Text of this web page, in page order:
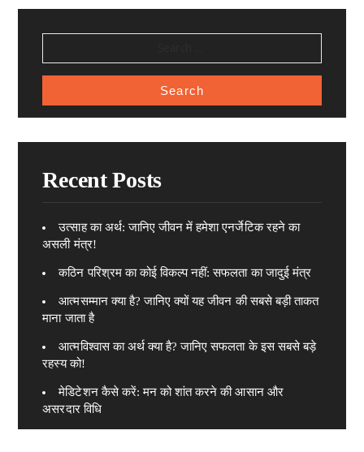
FOR:
Recent Posts
उत्साह का अर्थ: जानिए जीवन में हमेशा एनर्जेटिक रहने का
असली मंत्र!
कठिन परिश्रम का कोई विकल्प नहीं: सफलता का जादुई मंत्र
आत्मसम्मान क्या है? जानिए क्यों यह जीवन की सबसे बड़ी ताकत
माना जाता है
आत्मविश्वास का अर्थ क्या है? जानिए सफलता के इस सबसे बड़े
रहस्य को!
मेडिटेशन कैसे करें: मन को शांत करने की आसान और
असरदार विधि